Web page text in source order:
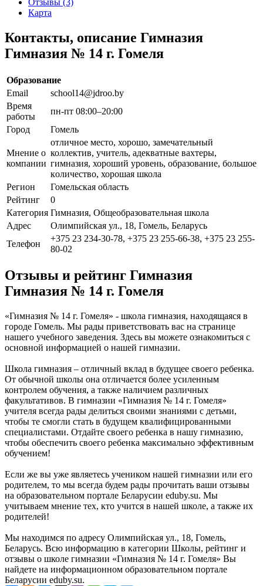
Карта
Контакты, описание Гимназия
Гимназия № 14 г. Гомеля
Образование
Email
school14@jdroo.by
Время
работы
пн-пт 08:00–20:00
Город
Гомель
Мнение о
компании
отличное место, хорошо, замечательный
коллектив, учитель, адекватные вахтеры,
гимназия, хороший уровень, образование, большое
количество, хорошая школа
Регион
Гомельская область
Рейтинг
0
Категория Гимназия, Общеобразовательная школа
Адрес
Олимпийская ул., 18, Гомель, Беларусь
Телефон
+375 23 234-30-78, +375 23 255-66-38, +375 23 255-
80-02
Отзывы и рейтинг Гимназия
Гимназия № 14 г. Гомеля
«Гимназия № 14 г. Гомеля» - школа гимназия, находящаяся в
городе Гомель. Мы рады приветствовать вас на странице
нашего учебного заведения. Здесь вы можете ознакомиться с
основной информацией о нашей гимназии.
Школа гимназия – отличный вклад в будущее своего ребенка.
От обычной школы она отличается более усиленным
контролем обучения, а также наличием различных
факультативов. В гимназии «Гимназия № 14 г. Гомеля»
учителя всегда рады делиться своими знаниями с детьми,
чтобы те смогли стать в будущем квалифицированными
специалистами. Отдайте своего ребенка в нашу гимназию,
чтобы обеспечить своего ребенка максимально эффективным
обучением!
Если же вы уже являетесь учеником нашей гимназии или его
родителем, то мы всегда будем рады прочитать ваши отзывы
на образовательном портале Беларусии eduby.su. Мы
учитываем мнение тех, кто учится в нашей школе, а также их
родителей!
Мы находимся по адресу Олимпийская ул., 18, Гомель,
Беларусь. Всю информацию в категории Школы, рейтинг и
отзывы о школе гимназии «Гимназия № 14 г. Гомеля» Вы
найдете на информационном образовательном портале
Беларусии eduby.su.